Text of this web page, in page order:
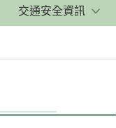
交通安全資訊